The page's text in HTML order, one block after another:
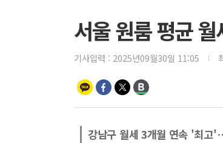
서울 원룸 평균
기사입력 : 2025년09월30일 11:05
강남구 월세 3개월 연속 '최고